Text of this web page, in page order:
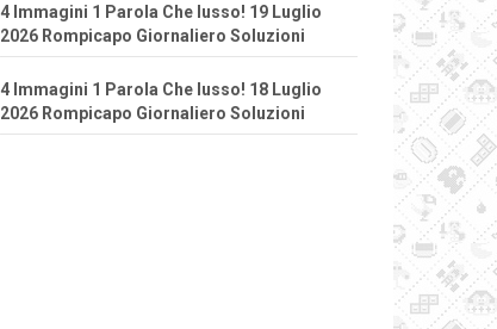
4 Immagini 1 Parola Che lusso! 19 Luglio
2026 Rompicapo Giornaliero Soluzioni
4 Immagini 1 Parola Che lusso! 18 Luglio
2026 Rompicapo Giornaliero Soluzioni